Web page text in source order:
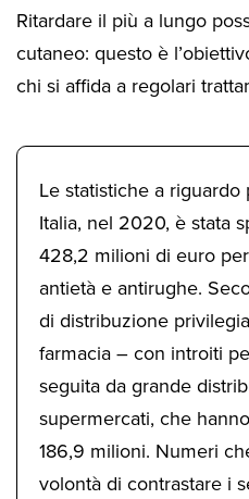
Ritardare il più a lungo
cutaneo: questo è
chi si affida a regolari
Le statistiche a
Italia, nel 2020, è stata
428,2 milioni di euro
antietà e antirughe.
di distribuzione
farmacia – con introiti
seguita da grande
supermercati, che
186,9 milioni. Numeri
volontà di contrastare i